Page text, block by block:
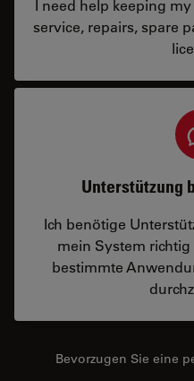
I need help keeping
service, repairs, spare
Unterstützung
Ich benötige
mein System
bestimmte
Bevorzugen Sie eine